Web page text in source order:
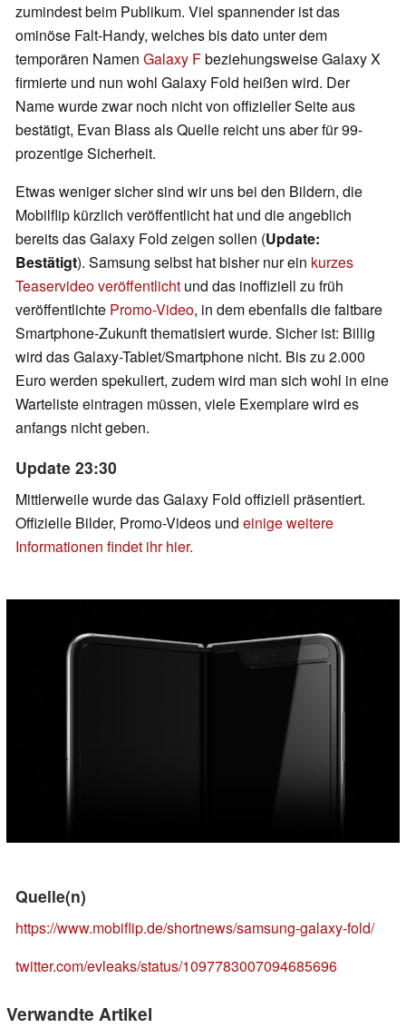
zumindest beim Publikum. Viel spannender ist das
ominöse Falt-Handy, welches bis dato unter dem
temporären Namen Galaxy Fbeziehungsweise Galaxy X
firmierte und nun wohl Galaxy Fold heißen wird. Der
Name wurde zwar noch nicht von offizieller Seite aus
bestätigt, Evan Blass als Quelle reicht uns aber für 99-
prozentige Sicherheit.
Etwas weniger sicher sind wir uns bei den Bildern, die
Mobilflip kürzlich veröffentlicht hat und die angeblich
bereits das Galaxy Fold zeigen sollen (Update:
Bestätigt). Samsung selbst hat bisher nur ein kurzes
Teaservideo veröffentlicht und das inoffiziell zu früh
veröffentlichte Promo-Video, in dem ebenfalls die faltbare
Smartphone-Zukunft thematisiert wurde. Sicher ist: Billig
wird das Galaxy-Tablet/Smartphone nicht. Bis zu 2.000
Euro werden spekuliert, zudem wird man sich wohl in eine
Warteliste eintragen müssen, viele Exemplare wird es
anfangs nicht geben.
Update 23:30
Mittlerweile wurde das Galaxy Fold offiziell präsentiert.
Offizielle Bilder, Promo-Videos und einige weitere
Informationen findet ihr hier.
Quelle(n)
https://www.mobiflip.de/shortnews/samsung-galaxy-fold/
twitter.com/evleaks/status/1097783007094685696
Verwandte Artikel